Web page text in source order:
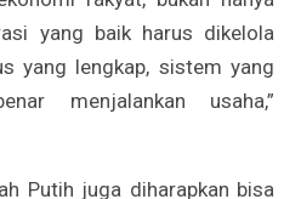
yang baik harus dikelola
yang lengkap, sistem yang
menjalankan usaha,”
Putih juga diharapkan bisa